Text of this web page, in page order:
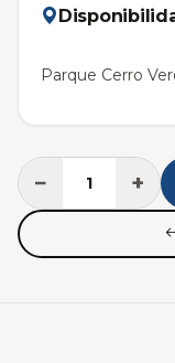
Parque Cerro
− +